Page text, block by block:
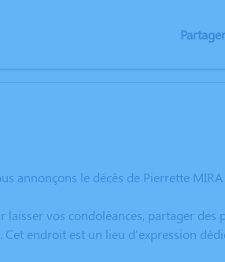
Partager
annonçons le décès de Pierrette
vos condoléances, partager
Cet endroit est un lieu d'expression